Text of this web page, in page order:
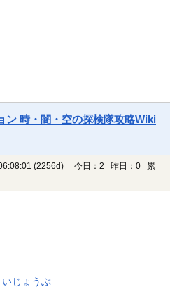
ン 時・闇・空の探検隊攻略Wiki
(2256d)
今日：2 昨日：0 累
じょうぶ